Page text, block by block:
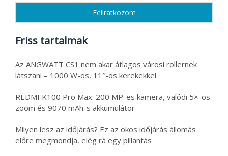
Friss tartalmak
Az ANGWATT CS1 nem akar átlagos városi rollernek
látszani – 1000 W-os, 11″-os kerekekkel
REDMI K100 Pro Max: 200 MP-es kamera, valódi 5×-ös
zoom és 9070 mAh-s akkumulátor
Milyen lesz az időjárás? Ez az okos időjárás állomás
előre megmondja, elég rá egy pillantás